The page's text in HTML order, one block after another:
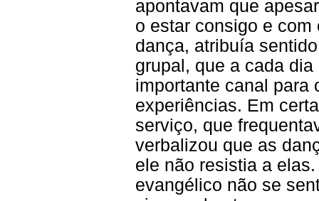
apontavam que
o estar consigo e
dança, atribuía
grupal, que a cada
importante canal para
experiências. Em
serviço, que
verbalizou que as
ele não resistia a
evangélico não se